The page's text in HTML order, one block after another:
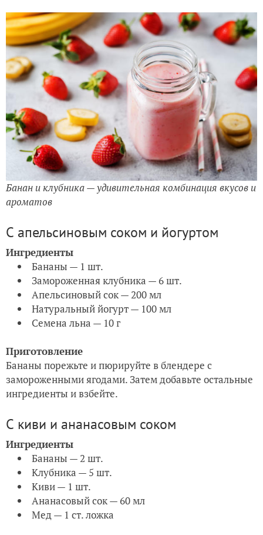
Банан и клубника — удивительная комбинация вкусов и
ароматов
С апельсиновым соком и йогуртом
Ингредиенты
Бананы — 1 шт.
Замороженная клубника — 6 шт.
Апельсиновый сок — 200 мл
Натуральный йогурт — 100 мл
Семена льна — 10 г
Приготовление
Бананы порежьте и пюрируйте в блендере с
замороженными ягодами. Затем добавьте остальные
ингредиенты и взбейте.
С киви и ананасовым соком
Ингредиенты
Бананы — 2 шт.
Клубника — 5 шт.
Киви — 1 шт.
Ананасовый сок — 60 мл
Мед — 1 ст. ложка